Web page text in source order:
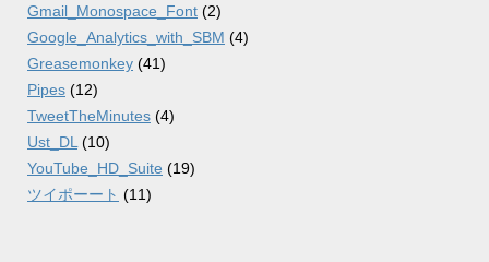
Gmail_Monospace_Font (2)
Google_Analytics_with_SBM (4)
Greasemonkey (41)
Pipes (12)
TweetTheMinutes (4)
Ust_DL (10)
YouTube_HD_Suite (19)
ツイポーート (11)